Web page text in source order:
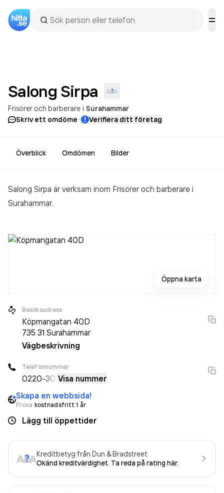
Salong Sirpa
Frisörer och barberare i Surahammar
Skriv ett omdöme· Verifiera ditt företag
Överblick Omdömen Bilder
Salong Sirpa är verksam inom Frisörer och barberare i
Surahammar.
Öppna karta
Besöksadress
Köpmangatan 40D
735 31 Surahammar
Vägbeskrivning
Telefonnummer
0220-301Visa nummer
Skapa en webbsida!
Prova kostnadsfritt 1 år
Lägg till öppettider
Kreditbetyg från Dun & Bradstreet
Okänd kreditvärdighet. Ta reda på rating här.